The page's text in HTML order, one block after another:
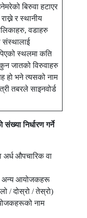
बिरुवा हटाएर
र स्थानीय
वडाहरु
संस्थालाई
स्थलमा कति
कुन जातको विरुवाहरु
हो भने त्यसको नाम
तबरले साइनवोर्ड
संख्या निर्धारण गर्ने
अर्ध औपचारिक वा
अन्य आयोजकहरू
/ दोस्रो / तेस्रो)
नाम